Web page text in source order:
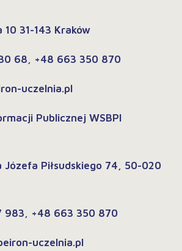
10 31-143 Kraków
68, +48 663 350 870
uczelnia.pl
Publicznej WSBPI
Józefa Piłsudskiego 74, 50-020
983, +48 663 350 870
uczelnia.pl